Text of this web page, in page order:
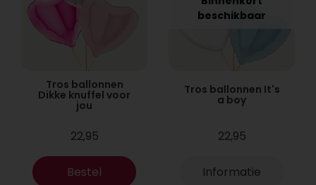
Tros ballonnen
Dikke knuffel voor
jou
22,95
Bestel
beschikbaar
Tros ballonnen It's
a boy
22,95
Informatie